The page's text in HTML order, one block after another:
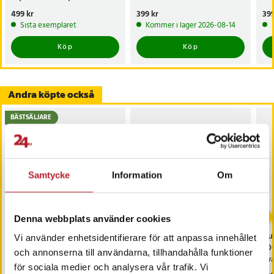
Samtycke Information Om
Denna webbplats använder cookies
Vi använder enhetsidentifierare för att anpassa innehållet
och annonserna till användarna, tillhandahålla funktioner
för sociala medier och analysera vår trafik. Vi
- Material: plast
- Färg: svart
Artikelnummer:125321
Pris:499 kr
499 kr
Sista exemplaret
Köp
inbyggda USB-C-kablar - Vit
Pris:399 kr
399 kr
Kommer i lager 2026-08-14
Köp
Andra köpte också
BÄSTSÄLJARE
Snabbladdare -
Väggladdare och
laddkabel med USB-C
Minneskort SanDisk
Extreme microSDXC -
256GB